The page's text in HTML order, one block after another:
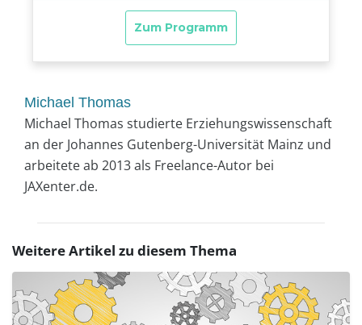
Michael Thomas
Michael Thomas studierte Erziehungswissenschaft
an der Johannes Gutenberg-Universität Mainz und
arbeitete ab 2013 als Freelance-Autor bei
JAXenter.de.
Weitere Artikel zu diesem Thema